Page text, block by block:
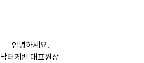
안녕하세요.
닥터케빈 대표원장